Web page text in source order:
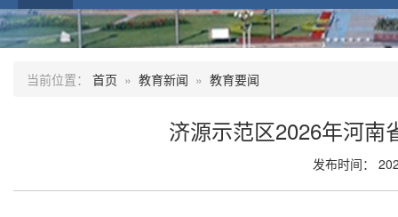
当前位置： 首页 » 教育新闻 » 教育要闻
济源示范区2026年河南
发布时间：